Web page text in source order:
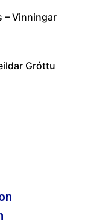
Vinningar
Gróttu